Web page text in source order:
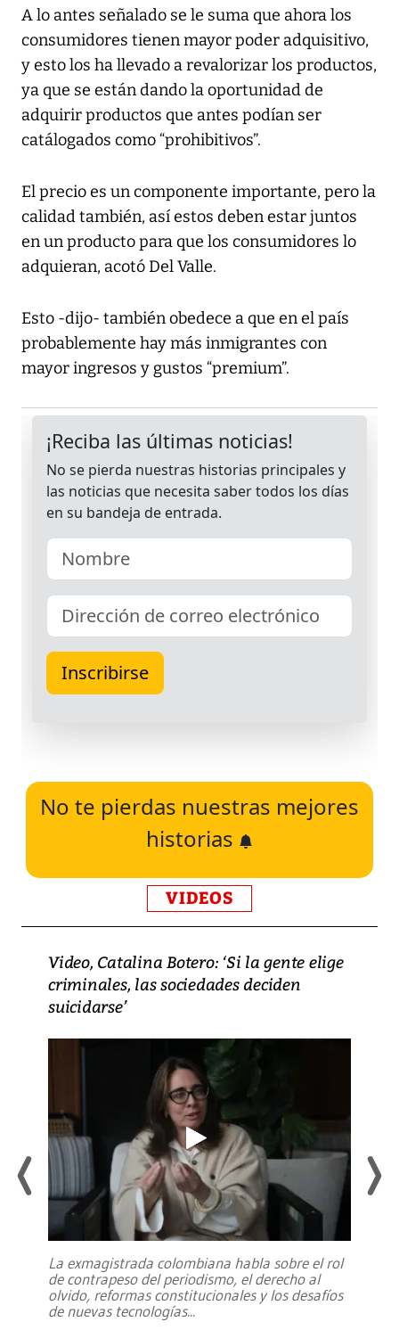
A lo antes señalado se le suma que ahora los
consumidores tienen mayor poder adquisitivo,
y esto los ha llevado a revalorizar los productos,
ya que se están dando la oportunidad de
adquirir productos que antes podían ser
catálogados como “prohibitivos”.
El precio es un componente importante, pero la
calidad también, así estos deben estar juntos
en un producto para que los consumidores lo
adquieran, acotó Del Valle.
Esto -dijo- también obedece a que en el país
probablemente hay más inmigrantes con
mayor ingresos y gustos “premium”.
No te pierdas nuestras mejores
historias
VIDEOS
Video, Catalina Botero: ‘Si la gente elige
criminales, las sociedades deciden
suicidarse’
La exmagistrada colombiana habla sobre el rol
de contrapeso del periodismo, el derecho al
olvido, reformas constitucionales y los desafíos
de nuevas tecnologías...